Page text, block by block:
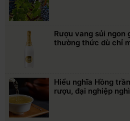
Rượu vang sủi ngon
thường thức dù chỉ
Hiểu nghĩa Hồng
rượu, đại nghiệp